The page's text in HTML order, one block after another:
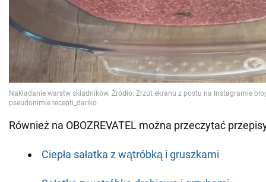
Również na OBOZREVATEL można przeczytać
Ciepła sałatka z wątróbką i gruszkami